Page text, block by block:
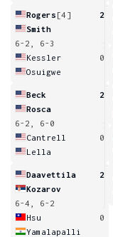
Rogers [4]
2
Smith
6-2, 6-3
Kessler
0
Osuigwe
Beck
2
Rosca
6-2, 6-0
Cantrell
0
Lella
Daavettila
2
Kozarov
6-4, 6-2
Hsu
0
Yamalapalli